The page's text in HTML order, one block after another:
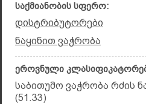
საქმიანობის სფერო:
დისტრიბუტორები
ნაყინით ვაჭრობა
ეროვნული
საბითუმო ვაჭრობა რძის
(51.33)